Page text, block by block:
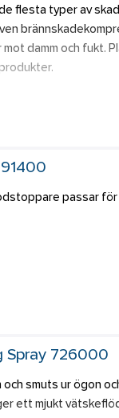
flesta typer av
damm och fukt.
Beige 6 cm x 2 m.
passar för
6036
Spray 726000
smuts ur ögon
ett mjukt